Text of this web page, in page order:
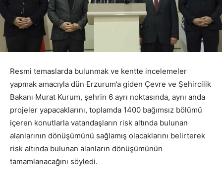
Resmi temaslarda bulunmak ve kentte incelemeler
yapmak amacıyla dün Erzurum’a giden Çevre ve Şehircilik
Bakanı Murat Kurum, şehrin 6 ayrı noktasında, aynı anda
projeler yapacaklarını, toplamda 1400 bağımsız bölümü
içeren konutlarla vatandaşların risk altında bulunan
alanlarının dönüşümünü sağlamış olacaklarını belirterek
risk altında bulunan alanların dönüşümünün
tamamlanacağını söyledi.